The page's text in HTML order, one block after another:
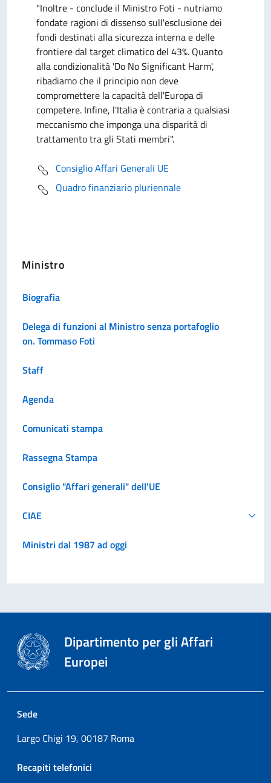
"Inoltre - conclude il Ministro Foti - nutriamo
fondate ragioni di dissenso sull'esclusione dei
fondi destinati alla sicurezza interna e delle
frontiere dal target climatico del 43%. Quanto
alla condizionalità 'Do No Significant Harm',
ribadiamo che il principio non deve
compromettere la capacità dell'Europa di
competere. Infine, l'Italia è contraria a qualsiasi
meccanismo che imponga una disparità di
trattamento tra gli Stati membri".
Consiglio Affari Generali UE
Quadro finanziario pluriennale
Ministro
Biografia
Delega di funzioni al Ministro senza portafoglio
on. Tommaso Foti
Staff
Agenda
Comunicati stampa
Rassegna Stampa
Consiglio "Affari generali" dell'UE
CIAE
Ministri dal 1987 ad oggi
Dipartimento per gli Affari
Europei
Sede
Largo Chigi 19, 00187 Roma
Recapiti telefonici